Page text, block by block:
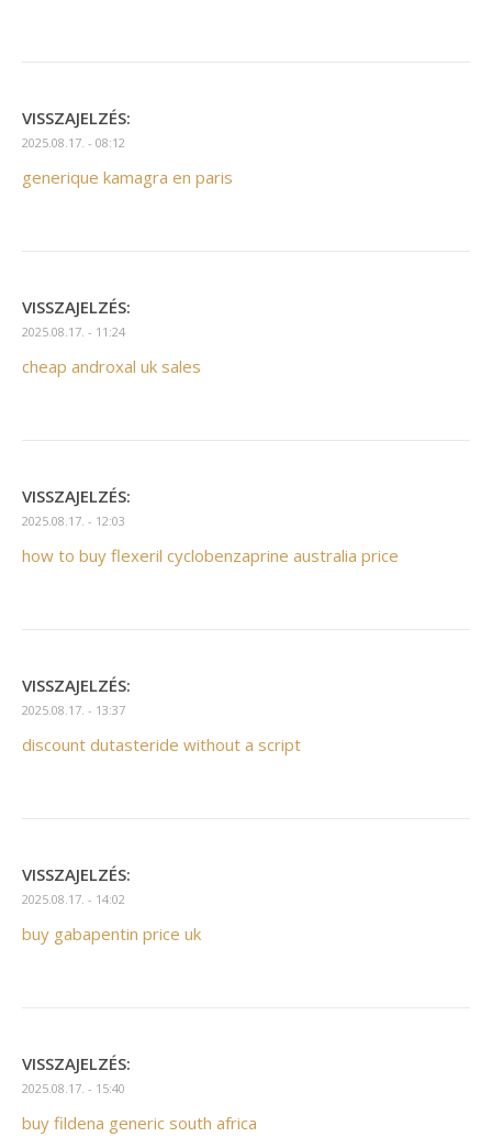
VISSZAJELZÉS:
2025.08.17. - 08:12
generique kamagra en paris
VISSZAJELZÉS:
2025.08.17. - 11:24
cheap androxal uk sales
VISSZAJELZÉS:
2025.08.17. - 12:03
how to buy flexeril cyclobenzaprine australia price
VISSZAJELZÉS:
2025.08.17. - 13:37
discount dutasteride without a script
VISSZAJELZÉS:
2025.08.17. - 14:02
buy gabapentin price uk
VISSZAJELZÉS:
2025.08.17. - 15:40
buy fildena generic south africa